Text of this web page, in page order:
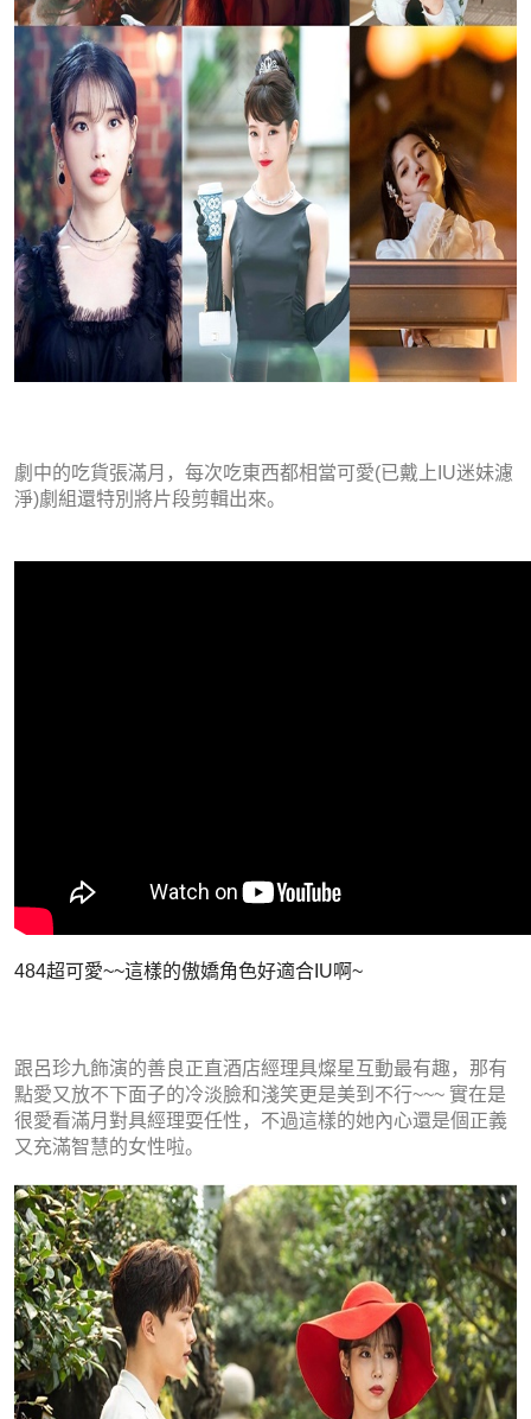
劇中的吃貨張滿月，每次吃東西都相當可愛(已戴上IU迷妹濾
淨)劇組還特別將片段剪輯出來。
484超可愛~~這樣的傲嬌角色好適合IU啊~
跟呂珍九飾演的善良正直酒店經理具燦星互動最有趣，那有
點愛又放不下面子的冷淡臉和淺笑更是美到不行~~~ 實在是
很愛看滿月對具經理耍任性，不過這樣的她內心還是個正義
又充滿智慧的女性啦。